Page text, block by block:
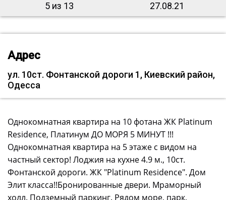
5 из 13 27.08.21
Адрес
ул. 10ст. Фонтанской дороги 1, Киевский район,
Одесса
Однокомнатная квартира на 10 фотана ЖК Platinum
Residence, Платинум ДО МОРЯ 5 МИНУТ !!!
Однокомнатная квартира на 5 этаже с видом на
частный сектор! Лоджия на кухне 4.9 м., 10ст.
Фонтанской дороги. ЖК "Platinum Residence". Дом
Элит класса!!Бронированные двери. Мраморный
холл. Подземный паркинг. Рядом море, парк,